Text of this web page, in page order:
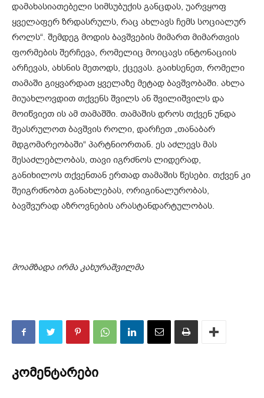
დამახასიათებელი სიმსუბუქის განცდას, უარვყოფ
ყველაფერ ზრდასრულს, რაც ახლავს ჩემს სოციალურ
როლს“. შემდეგ მოდის ბავშვების მიმართ მიმართვის
ფორმების შერჩევა, რომელიც მოიცავს ინტონაციის
არჩევას, ახსნის მეთოდს, ქცევას. გაიხსენეთ, რომელი
თამაში გიყვარდათ ყველაზე მეტად ბავშვობაში. ახლა
მიუახლოვდით თქვენს შვილს ან შვილიშვილს და
მოიწვიეთ ის ამ თამაშში. თამაშის დროს თქვენ უნდა
შეასრულოთ ბავშვის როლი, დარჩეთ „თანაბარ
მდგომარეობაში“ პარტნიორთან. ეს აძლევს მას
შესაძლებლობას, თავი იგრძნოს ლიდერად,
განიხილოს თქვენთან ერთად თამაშის წესები. თქვენ კი
შეიგრძნობთ განახლებას, ორიგინალურობას,
ბავშვურად აზროვნების არასტანდარტულობას.
მოამზადა ირმა კახურაშვილმა
კომენტარები